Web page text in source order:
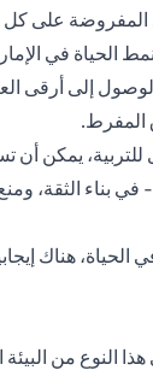
المفروضة على كل
الحياة في
إلى أرقى
المفرط.
للتربية، يمكن
الثقة،
هناك
النوع من